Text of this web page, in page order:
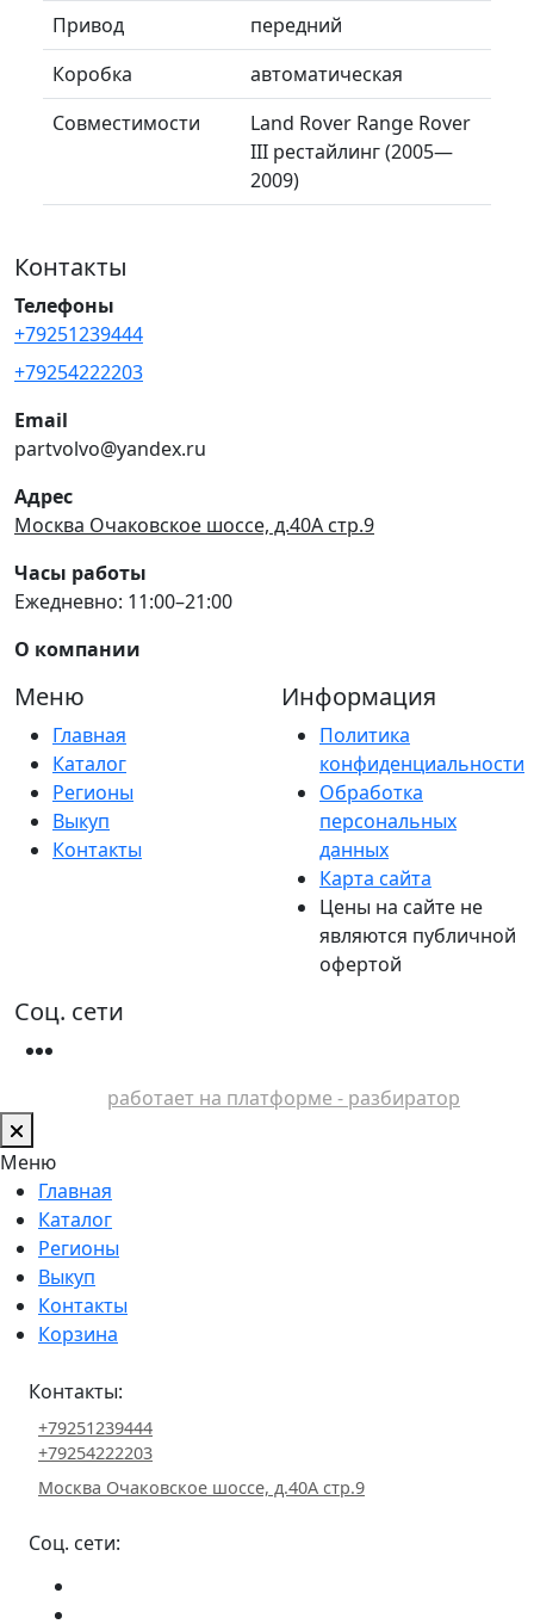
Привод
передний
Коробка
автоматическая
Совместимости
Land Rover Range Rover
III рестайлинг (2005—
2009)
Контакты
Телефоны
+79251239444
+79254222203
Email
partvolvo@yandex.ru
Адрес
Москва Очаковское шоссе, д.40А стр.9
Часы работы
Ежедневно: 11:00–21:00
О компании
Меню
Главная
Каталог
Регионы
Выкуп
Контакты
Информация
Политика
конфиденциальности
Обработка
персональных
данных
Карта сайта
Цены на сайте не
являются публичной
офертой
Соц. сети
работает на платформе - разбиратор
Меню
Главная
Каталог
Регионы
Выкуп
Контакты
Корзина
Контакты:
+79251239444
+79254222203
Москва Очаковское шоссе, д.40А стр.9
Соц. сети: